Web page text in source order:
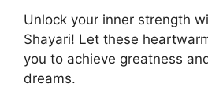
Unlock your inner strength
Shayari! Let these
you to achieve greatness
dreams.